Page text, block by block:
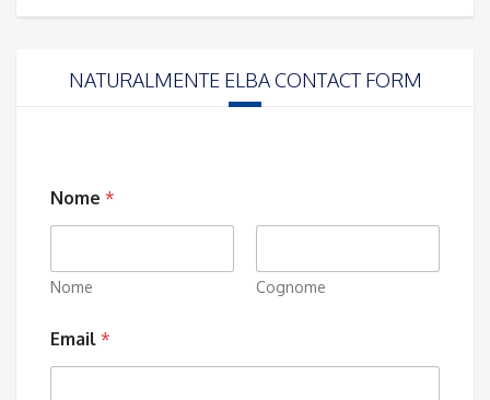
NATURALMENTE ELBA CONTACT FORM
Nome *
Nome Cognome
Email *